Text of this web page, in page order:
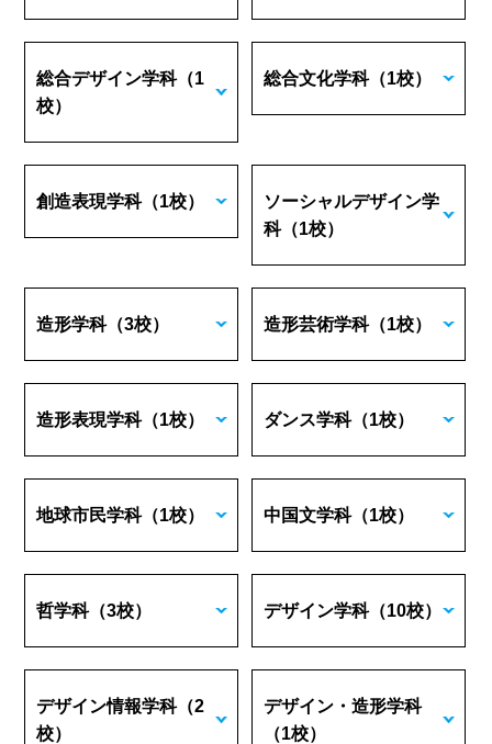
総合デザイン学科（1
校）
総合文化学科（1校）
創造表現学科（1校）
ソーシャルデザイン学
科（1校）
造形学科（3校） 造形芸術学科（1校）
造形表現学科（1校） ダンス学科（1校）
地球市民学科（1校） 中国文学科（1校）
哲学科（3校） デザイン学科（10校）
デザイン情報学科（2
校）
デザイン・造形学科
（1校）